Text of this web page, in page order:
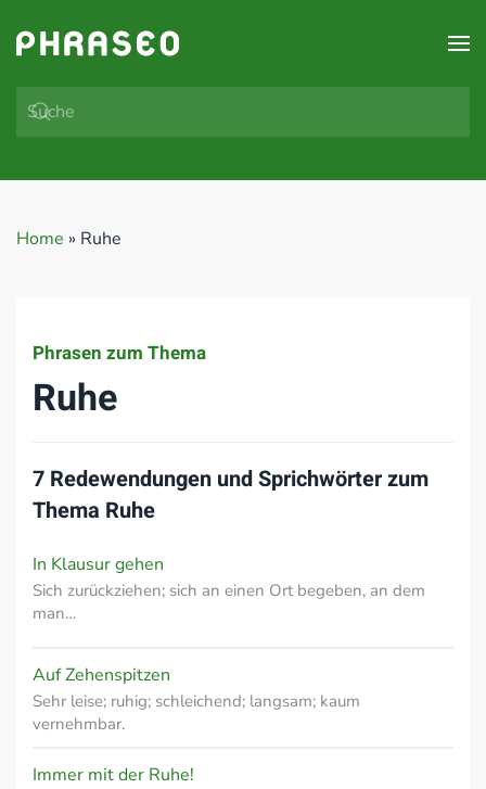
Zum Hauptinhalt springen
Home » Ruhe
Phrasen zum Thema
Ruhe
7 Redewendungen und Sprichwörter zum
Thema Ruhe
In Klausur gehen
Sich zurückziehen; sich an einen Ort begeben, an dem
man…
Auf Zehenspitzen
Sehr leise; ruhig; schleichend; langsam; kaum
vernehmbar.
Immer mit der Ruhe!